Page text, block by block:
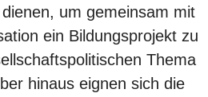
um gemeinsam mit
ein Bildungsprojekt zu
Thema
hinaus eignen sich die